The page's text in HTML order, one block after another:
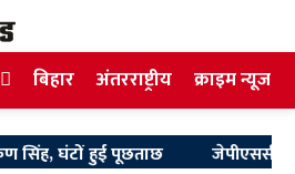
बिहार अंतरराष्ट्रीय क्राइम न्यूज
हुई पूछताछ
जेपीएससी और